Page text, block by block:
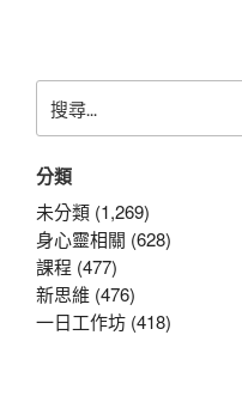
尋
鍵
字:
分類
未分類 (1,269)
身心靈相關 (628)
課程 (477)
新思維 (476)
一日工作坊 (418)